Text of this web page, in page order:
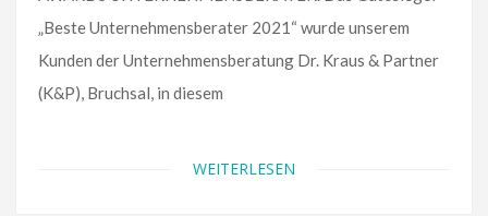
„Beste Unternehmensberater 2021“ wurde unserem
Kunden der Unternehmensberatung Dr. Kraus & Partner
(K&P), Bruchsal, in diesem
WEITERLESEN